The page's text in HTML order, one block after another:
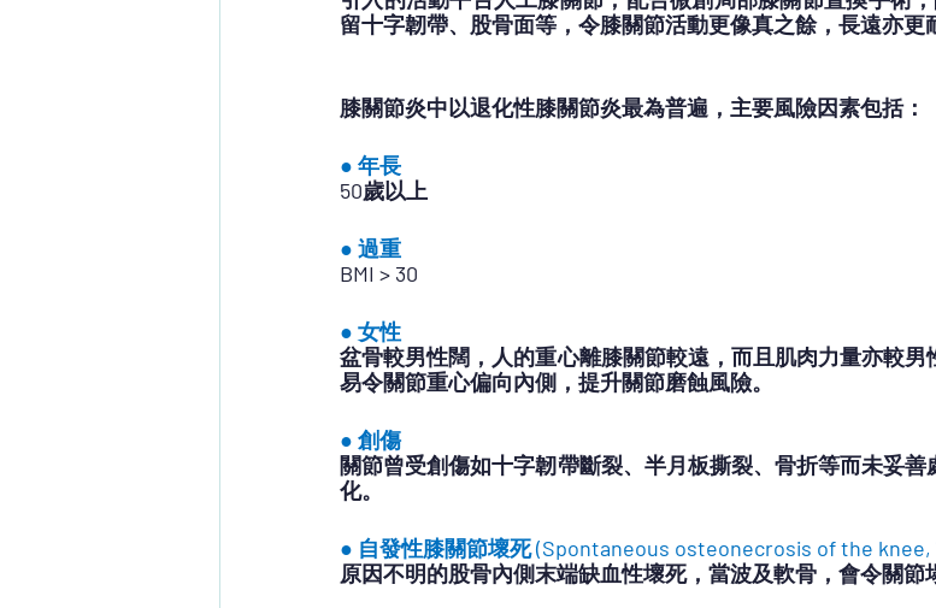
留十字韌帶、股骨面等，令膝關節活動更像真之餘，長遠亦更
膝關節炎中以退化性膝關節炎最為普遍，主要風險因素包括：
● 年長
50歲以上
● 過重
BMI > 30
● 女性
盆骨較男性闊，人的重心離膝關節較遠，而且肌肉力量亦較男
易令關節重心偏向內側，提升關節磨蝕風險。
● 創傷
關節曾受創傷如十字韌帶斷裂、半月板撕裂、骨折等而未妥
化。
● 自發性膝關節壞死 (Spontaneous osteonecrosis of the knee,
原因不明的股骨內側末端缺血性壞死，當波及軟骨，會令關節